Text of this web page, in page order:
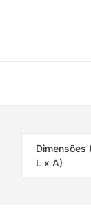
Dimensões
L x A)